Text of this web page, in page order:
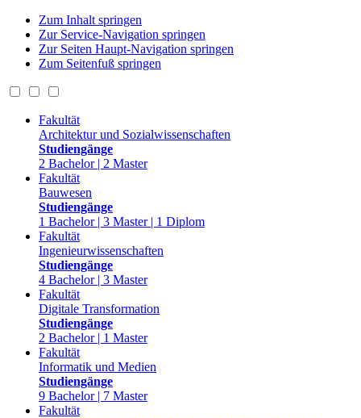
Zum Inhalt springen
Zur Service-Navigation springen
Zur Seiten Haupt-Navigation springen
Zum Seitenfuß springen
Fakultät
Architektur und Sozialwissenschaften
Studiengänge
2 Bachelor | 2 Master
Fakultät
Bauwesen
Studiengänge
1 Bachelor | 3 Master | 1 Diplom
Fakultät
Ingenieurwissenschaften
Studiengänge
4 Bachelor | 3 Master
Fakultät
Digitale Transformation
Studiengänge
2 Bachelor | 1 Master
Fakultät
Informatik und Medien
Studiengänge
9 Bachelor | 7 Master
Fakultät